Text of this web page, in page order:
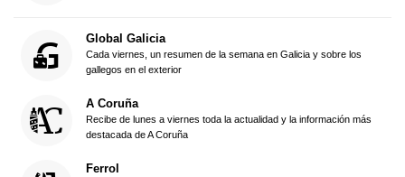
Global Galicia
Cada viernes, un resumen de la semana en Galicia y sobre los
gallegos en el exterior
A Coruña
Recibe de lunes a viernes toda la actualidad y la información más
destacada de A Coruña
Ferrol